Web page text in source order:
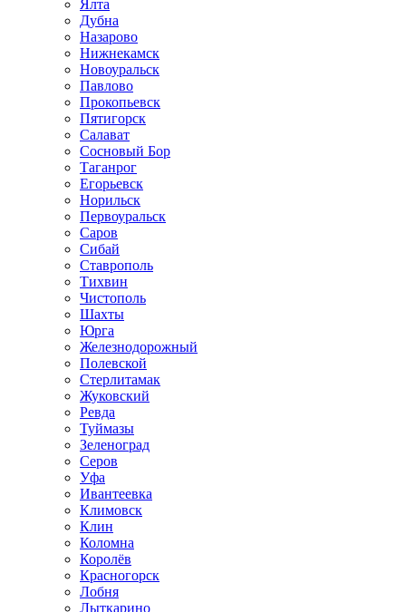
Ялта
Дубна
Назарово
Нижнекамск
Новоуральск
Павлово
Прокопьевск
Пятигорск
Салават
Сосновый Бор
Таганрог
Егорьевск
Норильск
Первоуральск
Саров
Сибай
Ставрополь
Тихвин
Чистополь
Шахты
Юрга
Железнодорожный
Полевской
Стерлитамак
Жуковский
Ревда
Туймазы
Зеленоград
Серов
Уфа
Ивантеевка
Климовск
Клин
Коломна
Королёв
Красногорск
Лобня
Лыткарино